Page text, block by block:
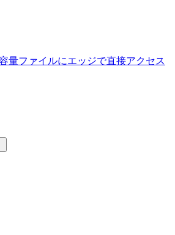
量ファイルにエッジで直接アクセス